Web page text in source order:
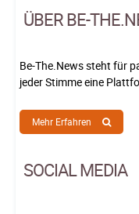
ÜBER BE-
Be-The.News steht für
jeder Stimme eine
Mehr Erfahren
SOCIAL MEDIA